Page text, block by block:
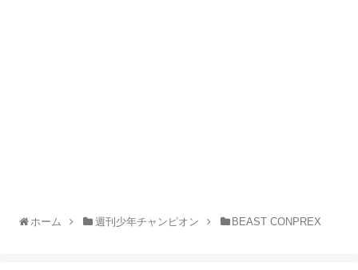
ホーム 週刊少年チャンピオン BEAST CONPREX